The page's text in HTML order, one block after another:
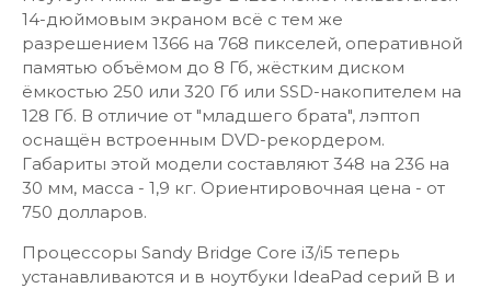
14-дюймовым экраном всё с тем же
разрешением 1366 на 768 пикселей, оперативной
памятью объёмом до 8 Гб, жёстким диском
ёмкостью 250 или 320 Гб или SSD-накопителем на
128 Гб. В отличие от "младшего брата", лэптоп
оснащён встроенным DVD-рекордером.
Габариты этой модели составляют 348 на 236 на
30 мм, масса - 1,9 кг. Ориентировочная цена - от
750 долларов.
Процессоры Sandy Bridge Core i3/i5 теперь
устанавливаются и в ноутбуки IdeaPad серий B и